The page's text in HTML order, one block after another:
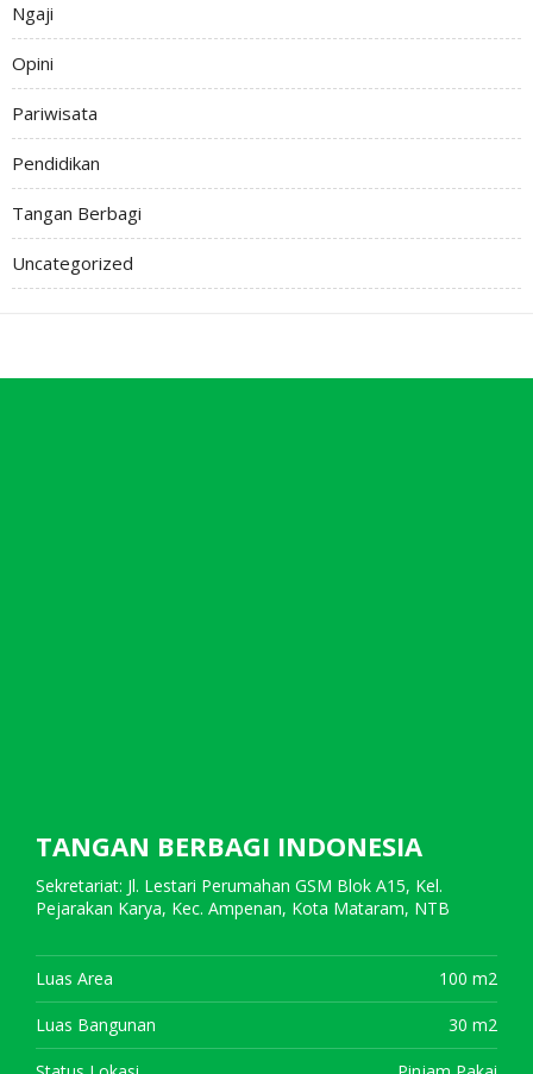
Ngaji
Opini
Pariwisata
Pendidikan
Tangan Berbagi
Uncategorized
TANGAN BERBAGI INDONESIA
Sekretariat: Jl. Lestari Perumahan GSM Blok A15, Kel.
Pejarakan Karya, Kec. Ampenan, Kota Mataram, NTB
Luas Area 100 m2
Luas Bangunan 30 m2